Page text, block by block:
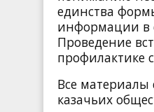
единства
информации в
Проведение
профилактике
Все материалы
казачьих